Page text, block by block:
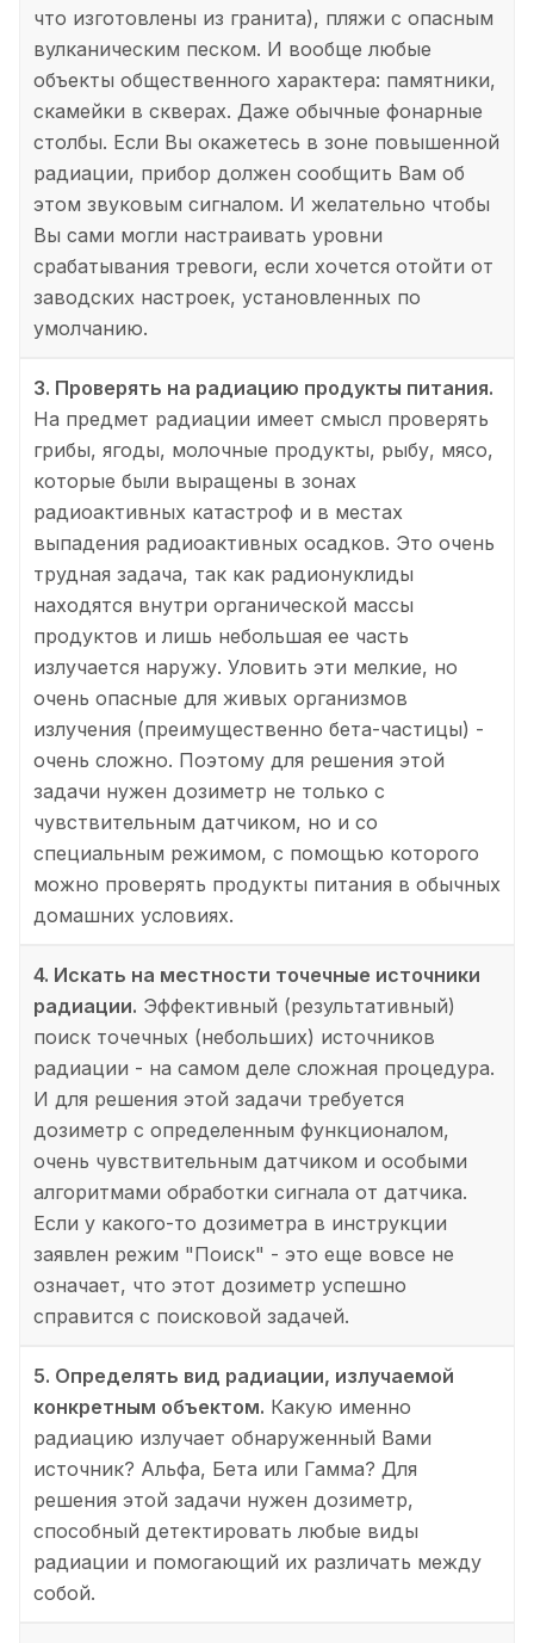
что изготовлены из гранита), пляжи с опасным
вулканическим песком. И вообще любые
объекты общественного характера: памятники,
скамейки в скверах. Даже обычные фонарные
столбы. Если Вы окажетесь в зоне повышенной
радиации, прибор должен сообщить Вам об
этом звуковым сигналом. И желательно чтобы
Вы сами могли настраивать уровни
срабатывания тревоги, если хочется отойти от
заводских настроек, установленных по
умолчанию.
3. Проверять на радиацию продукты питания.
На предмет радиации имеет смысл проверять
грибы, ягоды, молочные продукты, рыбу, мясо,
которые были выращены в зонах
радиоактивных катастроф и в местах
выпадения радиоактивных осадков. Это очень
трудная задача, так как радионуклиды
находятся внутри органической массы
продуктов и лишь небольшая ее часть
излучается наружу. Уловить эти мелкие, но
очень опасные для живых организмов
излучения (преимущественно бета-частицы) -
очень сложно. Поэтому для решения этой
задачи нужен дозиметр не только с
чувствительным датчиком, но и со
специальным режимом, с помощью которого
можно проверять продукты питания в обычных
домашних условиях.
4. Искать на местности точечные источники
радиации. Эффективный (результативный)
поиск точечных (небольших) источников
радиации - на самом деле сложная процедура.
И для решения этой задачи требуется
дозиметр с определенным функционалом,
очень чувствительным датчиком и особыми
алгоритмами обработки сигнала от датчика.
Если у какого-то дозиметра в инструкции
заявлен режим "Поиск" - это еще вовсе не
означает, что этот дозиметр успешно
справится с поисковой задачей.
5. Определять вид радиации, излучаемой
конкретным объектом. Какую именно
радиацию излучает обнаруженный Вами
источник? Альфа, Бета или Гамма? Для
решения этой задачи нужен дозиметр,
способный детектировать любые виды
радиации и помогающий их различать между
собой.